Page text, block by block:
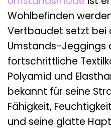
Wohlbefinden
Vertbaudet setzt bei
Umstands-Jeggings
fortschrittliche
Polyamid und
bekannt für seine
Fähigkeit,
und seine glatte